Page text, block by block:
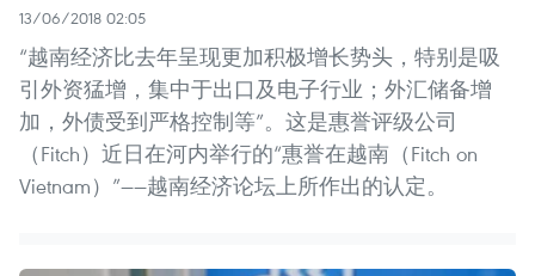
13/06/2018 02:05
“越南经济比去年呈现更加积极增长势头，特别是吸
引外资猛增，集中于出口及电子行业；外汇储备增
加，外债受到严格控制等”。这是惠誉评级公司
（Fitch）近日在河内举行的“惠誉在越南（Fitch on
Vietnam）”——越南经济论坛上所作出的认定。